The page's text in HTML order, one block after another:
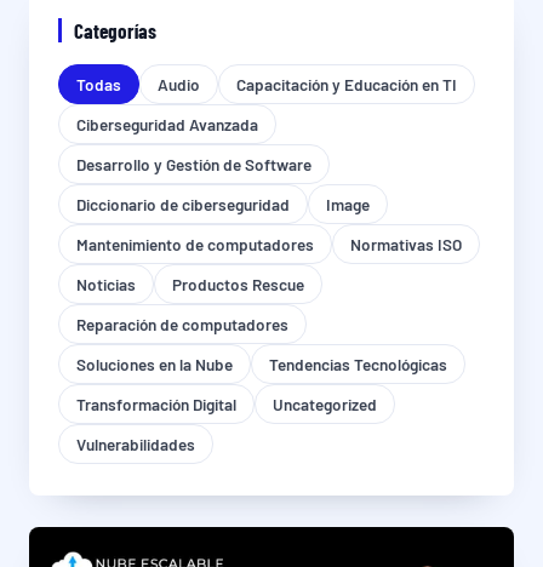
Categorías
Todas Audio
Capacitación y Educación en TI
Ciberseguridad Avanzada
Desarrollo y Gestión de Software
Diccionario de ciberseguridad
Image
Mantenimiento de computadores
Normativas ISO
Noticias
Productos Rescue
Reparación de computadores
Soluciones en la Nube
Tendencias Tecnológicas
Transformación Digital
Uncategorized
Vulnerabilidades